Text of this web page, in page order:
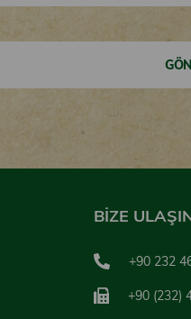
BİZE
+90 232
+90 (232)